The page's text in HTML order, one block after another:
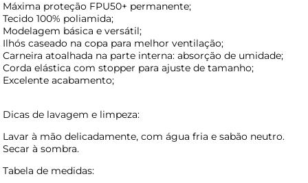
Máxima proteção FPU50+ permanente;
Tecido 100% poliamida;
Modelagem básica e versátil;
Ilhós caseado na copa para melhor ventilação;
Carneira atoalhada na parte interna: absorção de umidade;
Corda elástica com stopper para ajuste de tamanho;
Excelente acabamento;
Dicas de lavagem e limpeza:
Lavar à mão delicadamente, com água fria e sabão neutro.
Secar à sombra.
Tabela de medidas: